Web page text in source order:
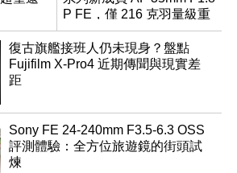
P FE，僅 216 克羽量級重
量
復古旗艦接班人仍未現身？盤點
Fujifilm X-Pro4 近期傳聞與現實差
距
Sony FE 24-240mm F3.5-6.3 OSS
評測體驗：全方位旅遊鏡的街頭試
煉